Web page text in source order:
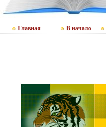
Главная В начало